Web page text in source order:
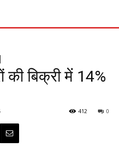
की बिक्री में 14%
0
412